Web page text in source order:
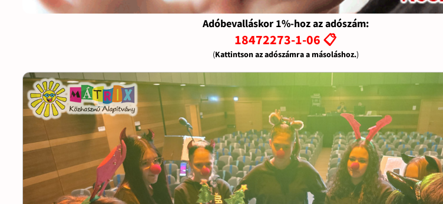
Adóbevalláskor 1%-hoz az adószám:
18472273-1-06 📋
(Kattintson az adószámra a másoláshoz.)